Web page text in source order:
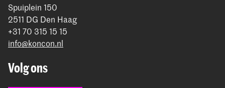
Spuiplein 150
2511 DG Den Haag
+31 70 315 15 15
info@koncon.nl
Volg ons